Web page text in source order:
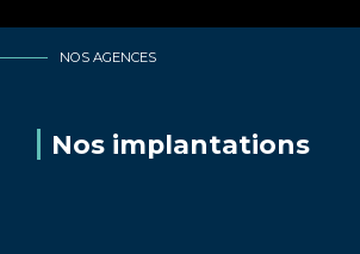
NOS AGENCES
Nos implantations